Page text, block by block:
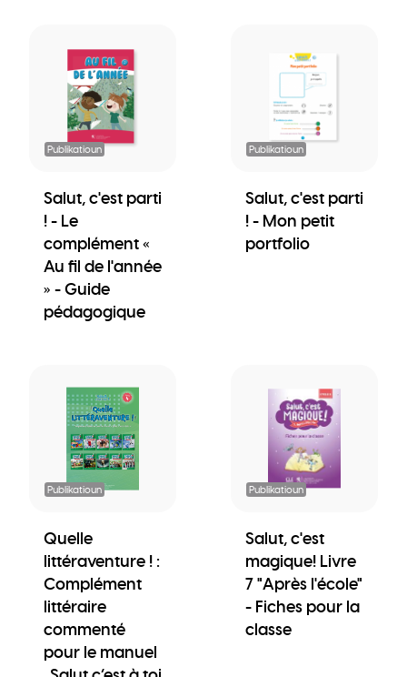
Publikatioun
Salut, c'est parti
! - Le
complément «
Au fil de l'année
» - Guide
pédagogique
Publikatioun
Salut, c'est parti
! - Mon petit
portfolio
Publikatioun
Quelle
littéraventure ! :
Complément
littéraire
commenté
pour le manuel
Publikatioun
Salut, c'est
magique! Livre
7 "Après l'école"
- Fiches pour la
classe